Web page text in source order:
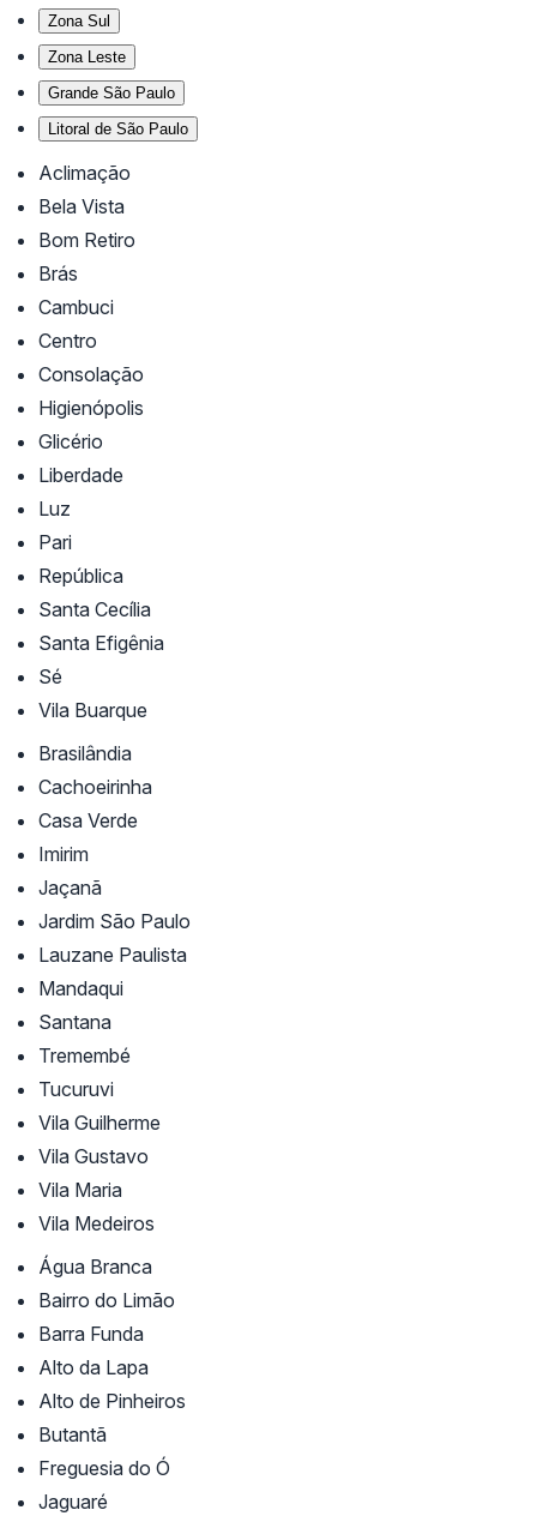
Zona Sul
Zona Leste
Grande São Paulo
Litoral de São Paulo
Aclimação
Bela Vista
Bom Retiro
Brás
Cambuci
Centro
Consolação
Higienópolis
Glicério
Liberdade
Luz
Pari
República
Santa Cecília
Santa Efigênia
Sé
Vila Buarque
Brasilândia
Cachoeirinha
Casa Verde
Imirim
Jaçanã
Jardim São Paulo
Lauzane Paulista
Mandaqui
Santana
Tremembé
Tucuruvi
Vila Guilherme
Vila Gustavo
Vila Maria
Vila Medeiros
Água Branca
Bairro do Limão
Barra Funda
Alto da Lapa
Alto de Pinheiros
Butantã
Freguesia do Ó
Jaguaré